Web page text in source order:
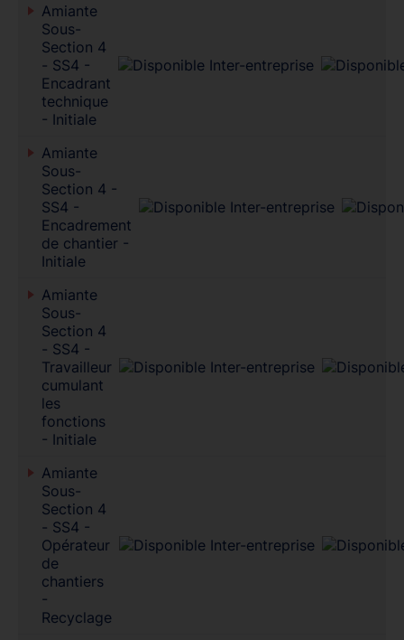
Amiante
Sous-
Section 4
- SS4 -
Encadrant
technique
- Initiale
Amiante
Sous-
Section 4 -
SS4 -
Encadrement
de chantier -
Initiale
Amiante
Sous-
Section 4
- SS4 -
Travailleur
cumulant
les
fonctions
- Initiale
Amiante
Sous-
Section 4
- SS4 -
Opérateur
de
chantiers
-
Recyclage